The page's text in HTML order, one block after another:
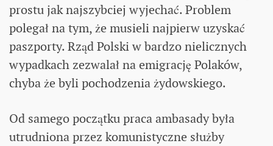
prostu jak najszybciej wyjechać. Problem
polegał na tym, że musieli najpierw uzyskać
paszporty. Rząd Polski w bardzo nielicznych
wypadkach zezwalał na emigrację Polaków,
chyba że byli pochodzenia żydowskiego.
Od samego początku praca ambasady była
utrudniona przez komunistyczne służby